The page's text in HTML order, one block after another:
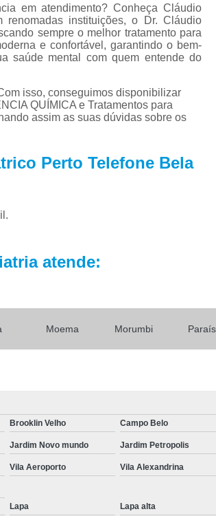
Tratamento
Tratamento Alternativo para
Tratamento de
Tratamento
Tratamento para
Tratamento
Tratamento para Insônia em
Tratamento para Insônia Idoso
Tratamento para Insônia São
Tratamento Alternativo para
em atendimento? Conheça Cláudio
instituições, o Dr. Cláudio
sempre o melhor tratamento para
e confortável, garantindo o bem-
saúde mental com quem entende do
isso, conseguimos disponibilizar
QUÍMICA e Tratamentos para
assim as suas dúvidas sobre os
Perto Telefone Bela
atende:
Moema Morumbi
Brooklin Velho Campo Belo
Jardim Novo mundo Jardim Petropolis
Vila Aeroporto Vila Alexandrina
Lapa Lapa alta